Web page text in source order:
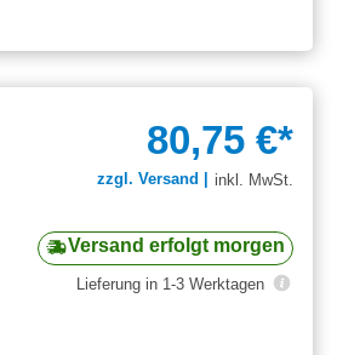
80,75 €*
zzgl. Versand | inkl. MwSt.
Versand erfolgt morgen
Lieferung in 1-3 Werktagen